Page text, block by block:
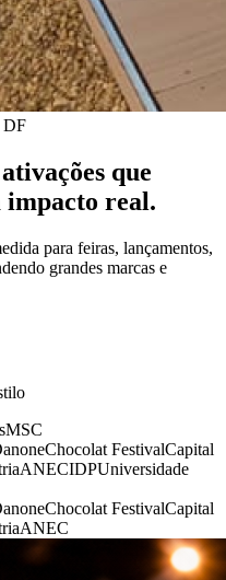
DF
que
impacto real.
para feiras, lançamentos,
grandes marcas e
MSC
Chocolat FestivalCapital
ANECIDPUniversidade
Chocolat FestivalCapital
ANEC